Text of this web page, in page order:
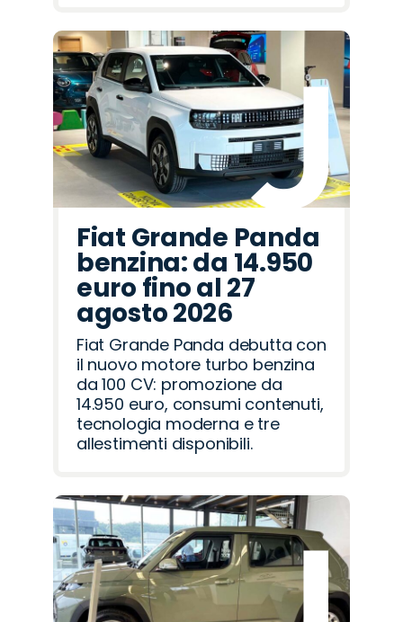
Fiat Grande Panda
benzina: da 14.950
euro fino al 27
agosto 2026
Fiat Grande Panda debutta con
il nuovo motore turbo benzina
da 100 CV: promozione da
14.950 euro, consumi contenuti,
tecnologia moderna e tre
allestimenti disponibili.